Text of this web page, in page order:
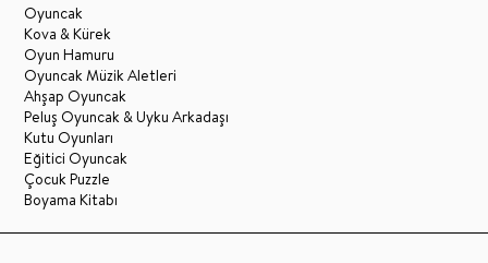
Oyuncak
Kova & Kürek
Oyun Hamuru
Oyuncak Müzik Aletleri
Ahşap Oyuncak
Peluş Oyuncak & Uyku Arkadaşı
Kutu Oyunları
Eğitici Oyuncak
Çocuk Puzzle
Boyama Kitabı